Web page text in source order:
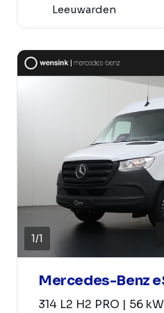
Leeuwarden
1/1
Mercedes-Benz
314 L2 H2 PRO | 56